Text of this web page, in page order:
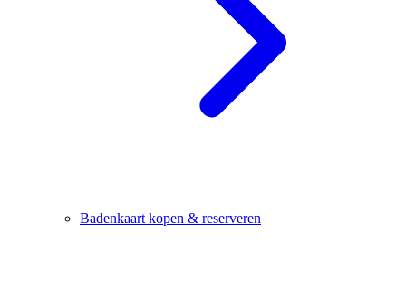
Badenkaart kopen & reserveren